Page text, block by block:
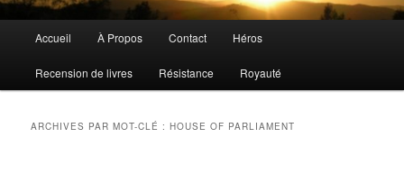
principal
Accueil À Propos Contact Héros
Recension de livres Résistance Royauté
ARCHIVES PAR MOT-CLÉ :HOUSE OF PARLIAMENT